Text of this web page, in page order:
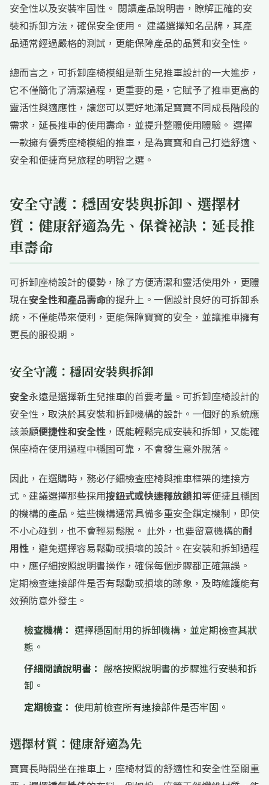
安全性以及安裝牢固性。 閱讀產品說明書，瞭解正確的安
裝和拆卸方法，確保安全使用。 建議選擇知名品牌，其產
品通常經過嚴格的測試，更能保障產品的品質和安全性。
總而言之，可拆卸座椅模組是新生兒推車設計的一大進步，
它不僅簡化了清潔過程，更重要的是，它賦予了推車更高的
靈活性與適應性，讓您可以更好地滿足寶寶不同成長階段的
需求，延長推車的使用壽命，並提升整體使用體驗。 選擇
一款擁有優秀座椅模組的推車，是為寶寶和自己打造舒適、
安全和便捷育兒旅程的明智之選。
安全守護：穩固安裝與拆卸、選擇材
質：健康舒適為先、保養祕訣：延長推
車壽命
可拆卸座椅設計的優勢，除了方便清潔和靈活使用外，更體
現在安全性和產品壽命的提升上。一個設計良好的可拆卸系
統，不僅能帶來便利，更能保障寶寶的安全，並讓推車擁有
更長的服役期。
安全守護：穩固安裝與拆卸
安全永遠是選擇新生兒推車的首要考量。可拆卸座椅設計的
安全性，取決於其安裝和拆卸機構的設計。一個好的系統應
該兼顧便捷性和安全性 ，既能輕鬆完成安裝和拆卸，又能確
保座椅在使用過程中穩固可靠，不會發生意外脫落。
因此，在選購時，務必仔細檢查座椅與推車框架的連接方
式。建議選擇那些採用按鈕式或快速釋放鎖扣等便捷且穩固
的機構的產品。這些機構通常具備多重安全鎖定機制，即使
不小心碰到，也不會輕易鬆脫。 此外，也要留意機構的耐
用性 ，避免選擇容易鬆動或損壞的設計。在安裝和拆卸過程
中，應仔細按照說明書操作，確保每個步驟都正確無誤。
定期檢查連接部件是否有鬆動或損壞的跡象，及時維護能有
效預防意外發生。
檢查機構： 選擇穩固耐用的拆卸機構，並定期檢查其狀
態。
仔細閱讀說明書： 嚴格按照說明書的步驟進行安裝和拆
卸。
定期檢查： 使用前檢查所有連接部件是否牢固。
選擇材質：健康舒適為先
寶寶長時間坐在推車上，座椅材質的舒適性和安全性至關重